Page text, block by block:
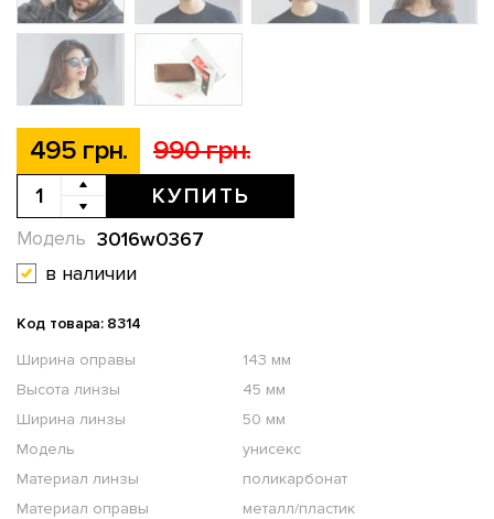
495 грн. 990 грн.
КУПИТЬ
3016w0367
Модель
в наличии
Код товара: 8314
Ширина оправы
143 мм
Высота линзы
45 мм
Ширина линзы
50 мм
Модель
унисекс
Материал линзы
поликарбонат
Материал оправы
металл/пластик